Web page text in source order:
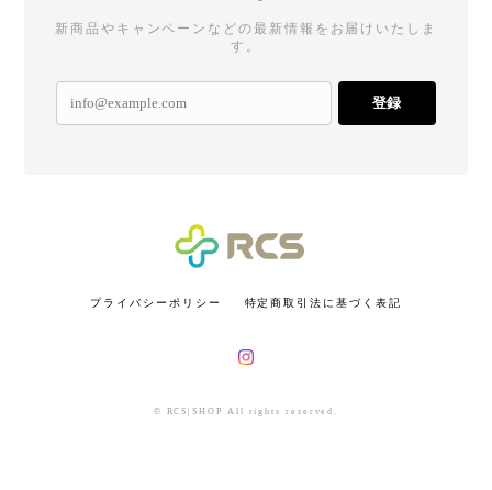
新商品やキャンペーンなどの最新情報をお届けいたしま
す。
登録
プライバシーポリシー 特定商取引法に基づく表記
© RCS|SHOP All rights reserved.